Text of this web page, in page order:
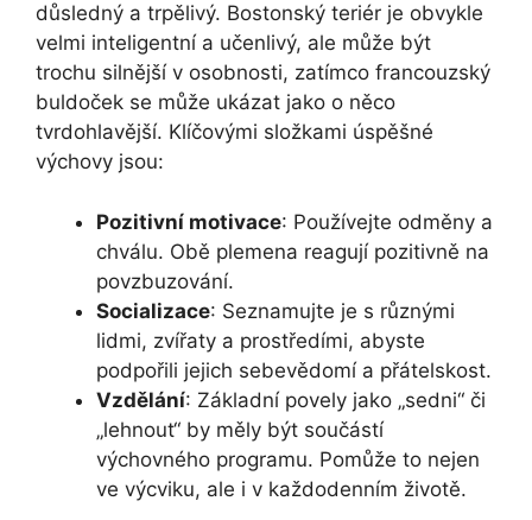
důsledný ‌a trpělivý. Bostonský teriér je obvykle
velmi inteligentní a učenlivý, ale může být
trochu silnější v osobnosti, zatímco francouzský
buldoček se může ⁤ukázat‍ jako o něco
tvrdohlavější.⁣ Klíčovými složkami‌ úspěšné
výchovy jsou:
Pozitivní motivace: Používejte odměny a
chválu. Obě plemena reagují pozitivně na
povzbuzování.
Socializace: Seznamujte je s různými
lidmi, zvířaty a prostředími, abyste
podpořili jejich sebevědomí ​a přátelskost.
Vzdělání: Základní povely jako⁤ „sedni“ či
„lehnout“ by měly být součástí
výchovného programu. Pomůže to nejen
ve⁣ výcviku, ale i v každodenním životě.